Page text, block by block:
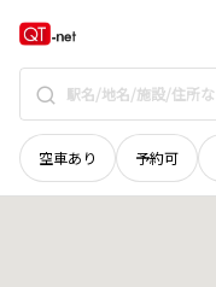
空車あり 予約可
宮城県